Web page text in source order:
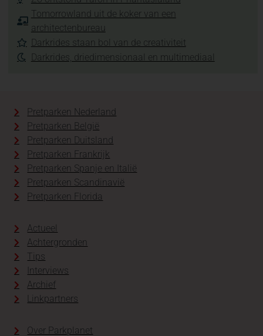
Tomorrowland uit de koker van een
architectenbureau
Darkrides staan bol van de creativiteit
Darkrides, driedimensionaal en multimediaal
Pretparken Nederland
Pretparken België
Pretparken Duitsland
Pretparken Frankrijk
Pretparken Spanje en Italië
Pretparken Scandinavië
Pretparken Florida
Actueel
Achtergronden
Tips
Interviews
Archief
Linkpartners
Over Parkplanet